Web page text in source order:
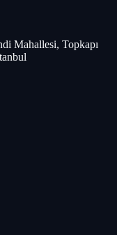
Mahallesi, Topkapı